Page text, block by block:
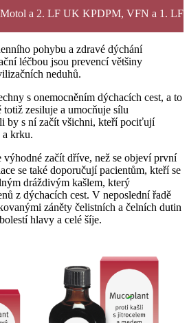
a 2. LF UK KPDPM, VFN a 1. LF
pohybu a zdravé dýchání
léčbou jsou prevencí většiny
neduhů.
s onemocněním dýchacích cest, a to
zesiluje a umocňuje sílu
by s ní začít všichni, kteří pociťují
a krku.
začít dříve, než se objeví první
se také doporučují pacientům, kteří se
dráždivým kašlem, který
z dýchacích cest. V neposlední řadě
záněty čelistních a čelních dutin
hlavy a celé šíje.